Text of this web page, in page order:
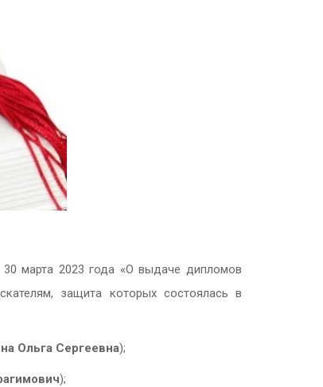
марта 2023 года «О выдаче дипломов
защита которых состоялась в
Ольга Сергеевна);
);